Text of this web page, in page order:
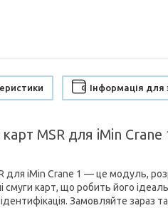
Інформація для
MSR для iMin Crane
для iMin Crane 1 — це модуль,
смуги карт, що робить його
Замовляйте зараз